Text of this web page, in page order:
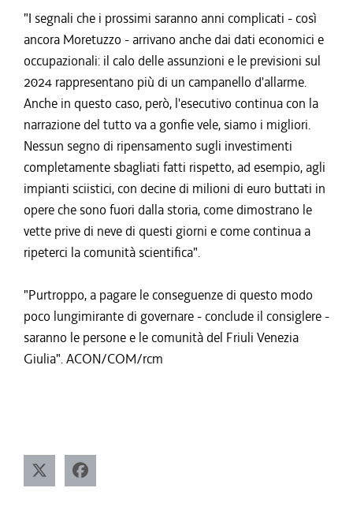
"I segnali che i prossimi saranno anni complicati - così
ancora Moretuzzo - arrivano anche dai dati economici e
occupazionali: il calo delle assunzioni e le previsioni sul
2024 rappresentano più di un campanello d'allarme.
Anche in questo caso, però, l'esecutivo continua con la
narrazione del tutto va a gonfie vele, siamo i migliori.
Nessun segno di ripensamento sugli investimenti
completamente sbagliati fatti rispetto, ad esempio, agli
impianti sciistici, con decine di milioni di euro buttati in
opere che sono fuori dalla storia, come dimostrano le
vette prive di neve di questi giorni e come continua a
ripeterci la comunità scientifica".
"Purtroppo, a pagare le conseguenze di questo modo
poco lungimirante di governare - conclude il consiglere -
saranno le persone e le comunità del Friuli Venezia
Giulia". ACON/COM/rcm